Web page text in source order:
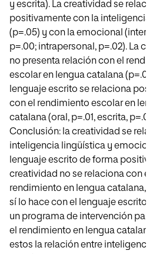
y escrita). La creatividad se
positivamente con la
(p=.05) y con la emocional
p=.00; intrapersonal, p=.02). La
no presenta relación con el
escolar en lengua catalana
lenguaje escrito se relaciona
con el rendimiento escolar en
catalana (oral, p=.01, escrita,
Conclusión: la creatividad se
inteligencia lingüística y
lenguaje escrito de forma
creatividad no se relaciona con el
rendimiento en lengua catalana,
sí lo hace con el lenguaje escrito.
un programa de intervención
el rendimiento en lengua
estos la relación entre